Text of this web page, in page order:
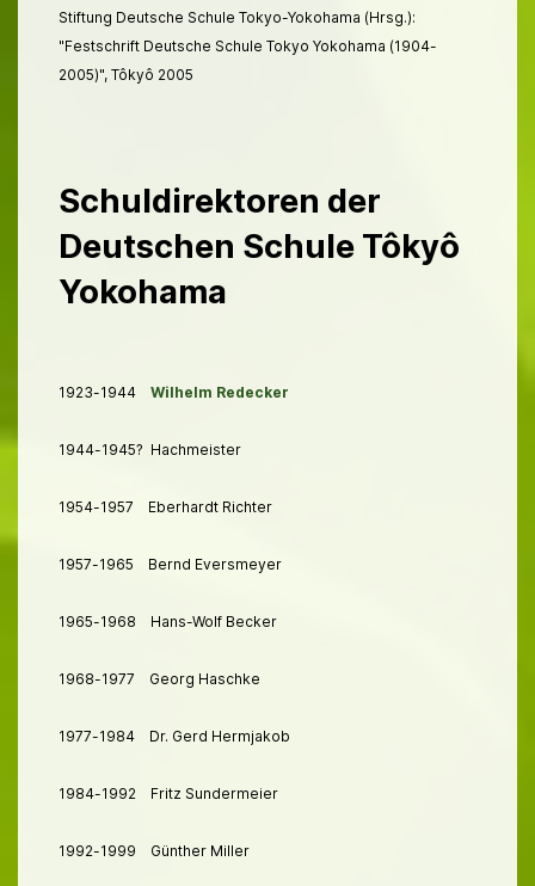
Stiftung Deutsche Schule Tokyo-Yokohama (Hrsg.):
"Festschrift Deutsche Schule Tokyo Yokohama (1904-
2005)", Tôkyô 2005
Schuldirektoren der
Deutschen Schule Tôkyô
Yokohama
1923-1944 Wilhelm Redecker
1944-1945? Hachmeister
1954-1957 Eberhardt Richter
1957-1965 Bernd Eversmeyer
1965-1968 Hans-Wolf Becker
1968-1977 Georg Haschke
1977-1984 Dr. Gerd Hermjakob
1984-1992 Fritz Sundermeier
1992-1999 Günther Miller